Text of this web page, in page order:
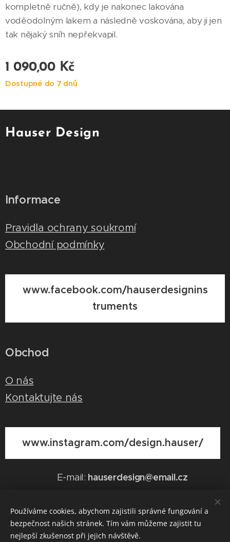
kompletně ručně), kdy je nakonec lakována
voděodolným lakem a následně voskována, aby ji jen
tak nějaký sníh nepřekvapil.
1 090,00Kč
Dostupné do 7 dnů
Hauser Design
Informace
Pravidla ochrany soukromí
Obchodní podmínky
www.facebook.com/hauserdesignins
truments
Obchod
O nás
Kontaktujte nás
www.instagram.com/design.hauser/
E-mail: hauserdesign@email.cz
Vytvořeno službouWebnode Cookies
Používáme cookies, abychom zajistili správné fungování a
bezpečnost našich stránek. Tím vám můžeme zajistit tu
nejlepší zkušenost při jejich návštěvě.